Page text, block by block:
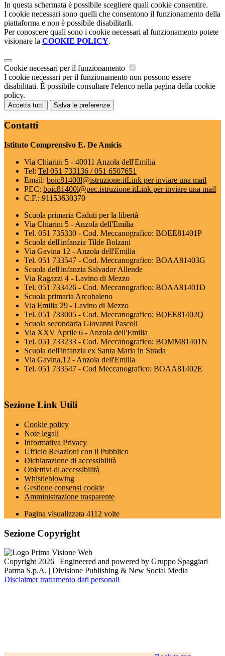
In questa schermata è possibile scegliere quali cookie consentire.
I cookie necessari sono quelli che consentono il funzionamento della
piattaforma e non è possibile disabilitarli.
Per conoscere quali sono i cookie necessari al funzionamento potete
visionare la COOKIE POLICY.
Cookie necessari per il funzionamento
I cookie necessari per il funzionamento non possono essere
disabilitati. È possibile consultare l'elenco nella pagina della cookie
policy.
Accetta tutti Salva le preferenze
Contatti
Istituto Comprensivo E. De Amicis
Via Chiarini 5 - 40011 Anzola dell'Emilia
Tel: Tel 051 733136 / 051 6507651
Email: boic81400l@istruzione.itLink per inviare una mail
PEC: boic81400l@pec.istruzione.itLink per inviare una mail
C.F.: 91153630370
Scuola primaria Caduti per la libertà
Via Chiarini 5 - Anzola dell'Emilia
Tel. 051 735330 - Cod. Meccanografico: BOEE81401P
Scuola dell'infanzia Tilde Bolzani
Via Gavina 12 - Anzola dell'Emilia
Tel. 051 733547 - Cod. Meccanografico: BOAA81403G
Scuola dell'infanzia Salvador Allende
Via Ragazzi 4 - Lavino di Mezzo
Tel. 051 733426 - Cod. Meccanografico: BOAA81401D
Scuola primaria Arcobaleno
Via Emilia 29 - Lavino di Mezzo
Tel. 051 733005 - Cod. Meccanografico: BOEE81402Q
Scuola secondaria Giovanni Pascoli
Via XXV Aprile 6 - Anzola dell'Emilia
Tel. 051 733233 - Cod. Meccanografico: BOMM81401N
Scuola dell'infanzia ex Santa Maria in Strada
Via Gavina,12 - Anzola dell'Emilia
Tel. 051 733547 - Cod Meccanografico: BOAA81402E
Sezione Link Utili
Cookie policy
Note legali
Informativa Privacy
Ufficio Relazioni con il Pubblico
Dichiarazione di accessibilità
Obiettivi di accessibilità
Whistleblowing
Gestione consensi cookie
Amministrazione trasparente
Pagina visualizzata 4112 volte
Sezione Copyright
Copyright 2026 | Engineered and powered by Gruppo Spaggiari
Parma S.p.A. | Divisione Publishing & New Social Media
Disclaimer trattamento dati personali